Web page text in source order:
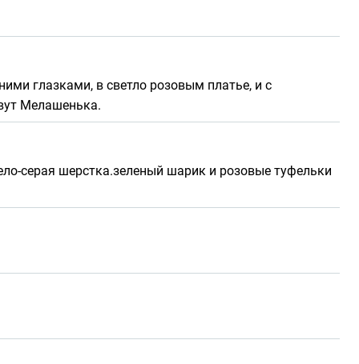
глазками, в светло розовым платье, и с
Мелашенька.
серая шерстка.зеленый шарик и розовые туфельки